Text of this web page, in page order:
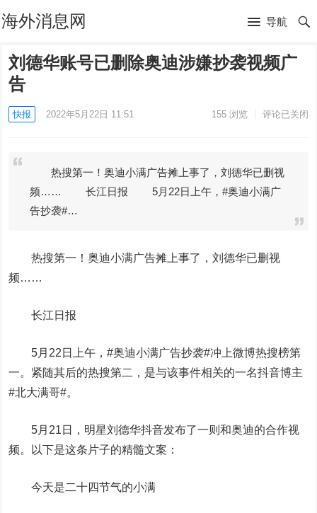
海外消息网 导航
刘德华账号已删除奥迪涉嫌抄袭视频广
告
快报 2022年5月22日 11:51 155浏览 评论已关闭
热搜第一！奥迪小满广告摊上事了，刘德华已删视
频…… 长江日报 5月22日上午，#奥迪小满广
告抄袭#…
热搜第一！奥迪小满广告摊上事了，刘德华已删视
频……
长江日报
5月22日上午，#奥迪小满广告抄袭#冲上微博热搜榜第
一。紧随其后的热搜第二，是与该事件相关的一名抖音博主
#北大满哥#。
5月21日，明星刘德华抖音发布了一则和奥迪的合作视
频。以下是这条片子的精髓文案：
今天是二十四节气的小满